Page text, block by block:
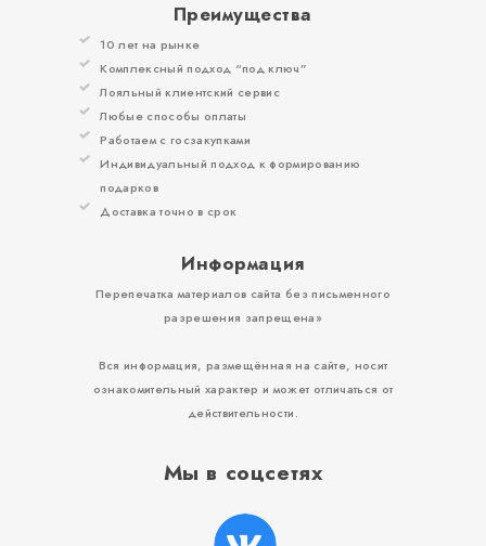
Мы в соцсетях
Преимущества
10 лет на рынке
Комплексный подход “под ключ”
Лояльный клиентский сервис
Любые способы оплаты
Работаем с госзакупками
Индивидуальный подход к формированию
подарков
Доставка точно в срок
Информация
Перепечатка материалов сайта без письменного
разрешения запрещена»
Вся информация, размещённая на сайте, носит
ознакомительный характер и может отличаться от
действительности.